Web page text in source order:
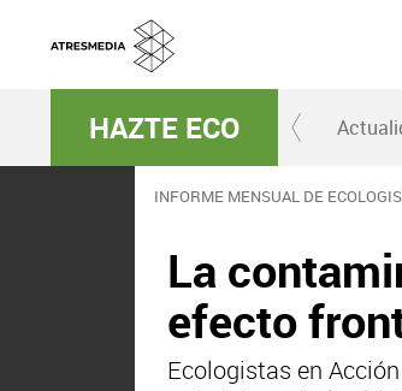
HAZTE ECO
INFORME MENSUAL DE
La
efecto
Ecologistas en